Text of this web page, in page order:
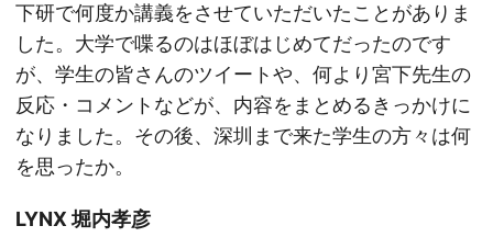
下研で何度か講義をさせていただいたことがありま
した。大学で喋るのはほぼはじめてだったのです
が、学生の皆さんのツイートや、何より宮下先生の
反応・コメントなどが、内容をまとめるきっかけに
なりました。その後、深圳まで来た学生の方々は何
を思ったか。
LYNX 堀内孝彦